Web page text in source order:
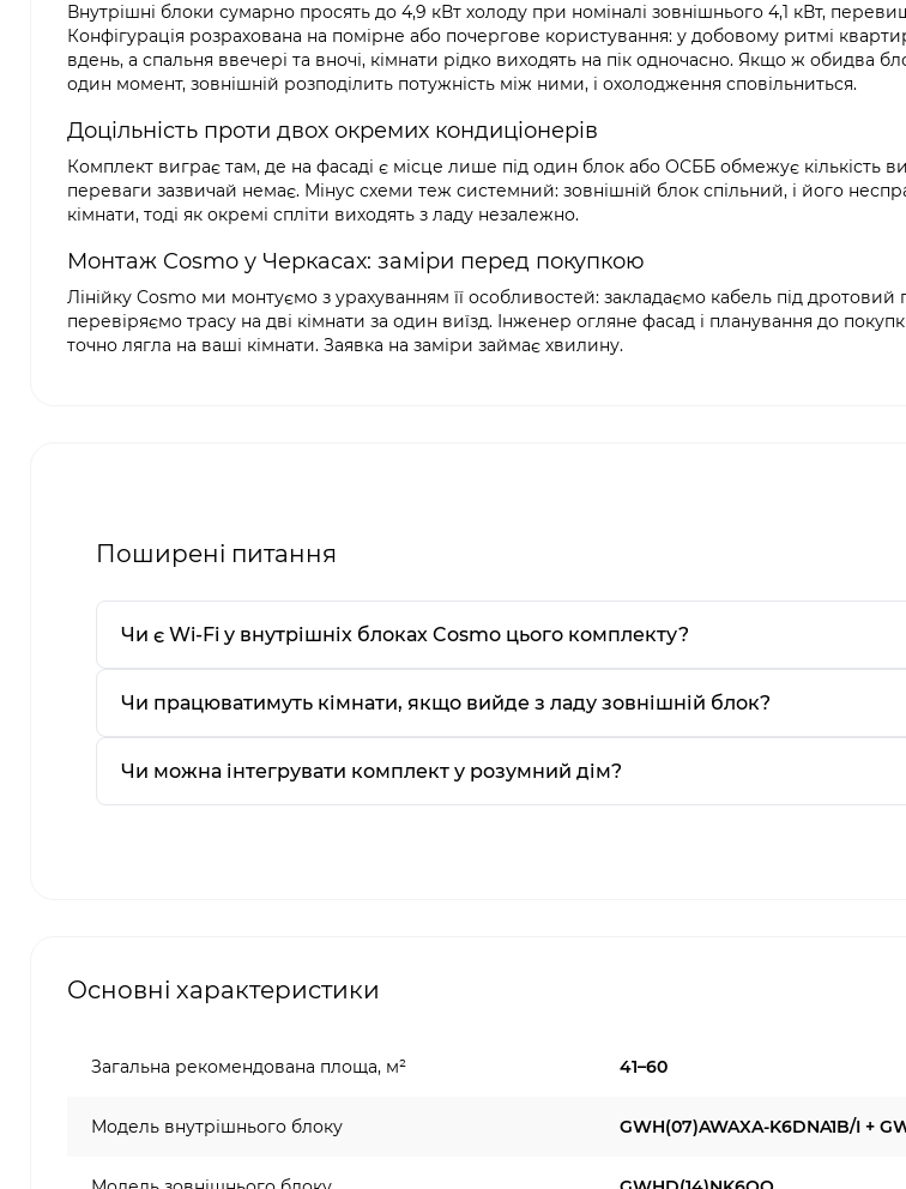
Внутрішні блоки сумарно просять до 4,9 кВт холоду при номіналі зовнішнього 4,1 кВт,
Конфігурація розрахована на помірне або почергове користування: у добовому ритмі
вдень, а спальня ввечері та вночі, кімнати рідко виходять на пік одночасно. Якщо ж обидва
один момент, зовнішній розподілить потужність між ними, і охолодження сповільниться.
Доцільність проти двох окремих кондиціонерів
Комплект виграє там, де на фасаді є місце лише під один блок або ОСББ обмежує кількість
переваги зазвичай немає. Мінус схеми теж системний: зовнішній блок спільний, і його
кімнати, тоді як окремі спліти виходять з ладу незалежно.
Монтаж Cosmo у Черкасах: заміри перед покупкою
Лінійку Cosmo ми монтуємо з урахуванням її особливостей: закладаємо кабель під дротовий
перевіряємо трасу на дві кімнати за один виїзд. Інженер огляне фасад і планування до
точно лягла на ваші кімнати. Заявка на заміри займає хвилину.
Поширені питання
Чи є Wi-Fi у внутрішніх блоках Cosmo цього комплекту?
Чи працюватимуть кімнати, якщо вийде з ладу зовнішній блок?
Чи можна інтегрувати комплект у розумний дім?
Основні характеристики
Загальна рекомендована площа, м² 41–60
Модель внутрішнього блоку GWH(07)AWAXA-K6DNA1B/I +